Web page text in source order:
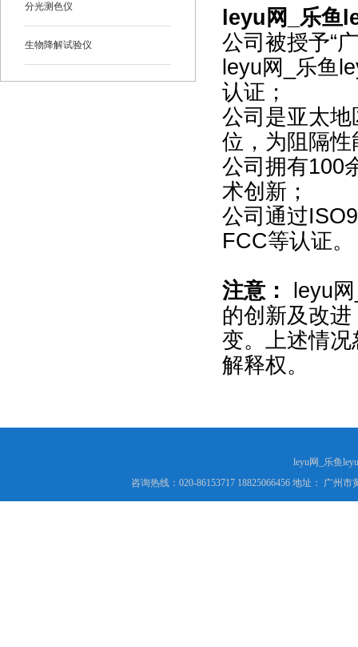
分光测色仪
生物降解试验仪
leyu网_乐鱼
公司被授予“
leyu网_乐鱼
认证；
公司是亚太
位，为阻隔
公司拥有100
术创新；
公司通过
FCC等认证。
注意：
leyu
的创新及改
变。上述情
解释权。
leyu网_乐鱼
咨询热线：020-86153717 18825066456 地址： 广州